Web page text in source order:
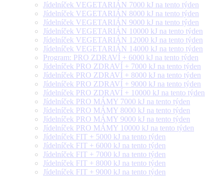
Jídelníček VEGETARIÁN 7000 kJ na tento týden
Jídelníček VEGETARIÁN 8000 kJ na tento týden
Jídelníček VEGETARIÁN 9000 kJ na tento týden
Jídelníček VEGETARIÁN 10000 kJ na tento týden
Jídelníček VEGETARIÁN 12000 kJ na tento týden
Jídelníček VEGETARIÁN 14000 kJ na tento týden
Program: PRO ZDRAVÍ + 6000 kJ na tento týden
Jídelníček PRO ZDRAVÍ + 7000 kJ na tento týden
Jídelníček PRO ZDRAVÍ + 8000 kJ na tento týden
Jídelníček PRO ZDRAVÍ + 9000 kJ na tento týden
Jídelníček PRO ZDRAVÍ + 10000 kJ na tento týden
Jídelníček PRO MÁMY 7000 kJ na tento týden
Jídelníček PRO MÁMY 8000 kJ na tento týden
Jídelníček PRO MÁMY 9000 kJ na tento týden
Jídelníček PRO MÁMY 10000 kJ na tento týden
Jídelníček FIT + 5000 kJ na tento týden
Jídelníček FIT + 6000 kJ na tento týden
Jídelníček FIT + 7000 kJ na tento týden
Jídelníček FIT + 8000 kJ na tento týden
Jídelníček FIT + 9000 kJ na tento týden